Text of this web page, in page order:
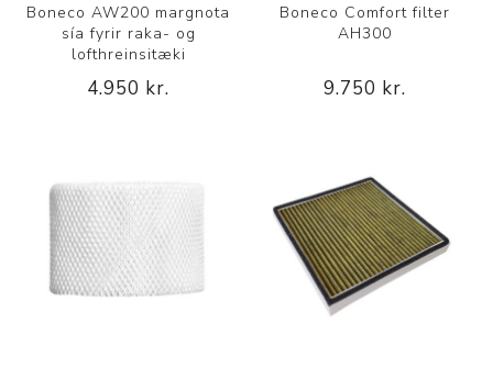
Boneco AW200 margnota
sía fyrir raka- og
lofthreinsitæki
4.950 kr.
Boneco Comfort filter
AH300
9.750 kr.